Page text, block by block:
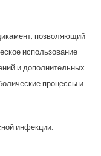
позволяющий
использование
и дополнительных
процессы и